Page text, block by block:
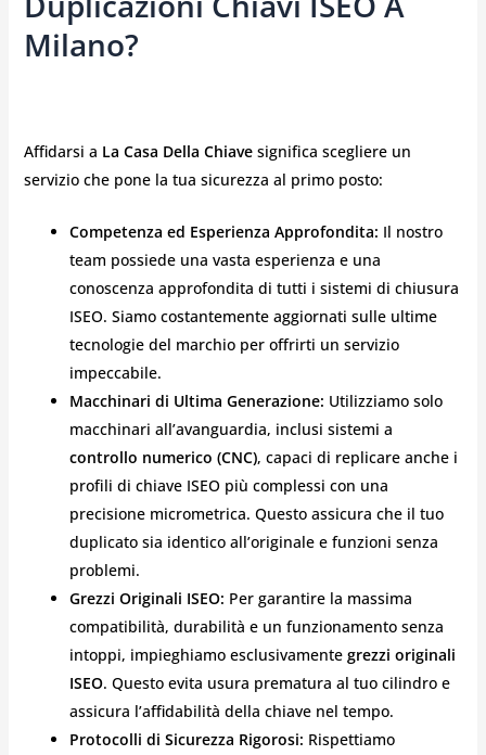
Milano?
Affidarsi a La Casa Della Chiavesignifica scegliere un
servizio che pone la tua sicurezza al primo posto:
Competenza ed Esperienza Approfondita: Il nostro
team possiede una vasta esperienza e una
conoscenza approfondita di tutti i sistemi di chiusura
ISEO. Siamo costantemente aggiornati sulle ultime
tecnologie del marchio per offrirti un servizio
impeccabile.
Macchinari di Ultima Generazione: Utilizziamo solo
macchinari all’avanguardia, inclusi sistemi a
controllo numerico (CNC), capaci di replicare anche i
profili di chiave ISEO più complessi con una
precisione micrometrica. Questo assicura che il tuo
duplicato sia identico all’originale e funzioni senza
problemi.
Grezzi Originali ISEO: Per garantire la massima
compatibilità, durabilità e un funzionamento senza
intoppi, impieghiamo esclusivamente grezzi originali
ISEO. Questo evita usura prematura al tuo cilindro e
assicura l’affidabilità della chiave nel tempo.
Protocolli di Sicurezza Rigorosi: Rispettiamo